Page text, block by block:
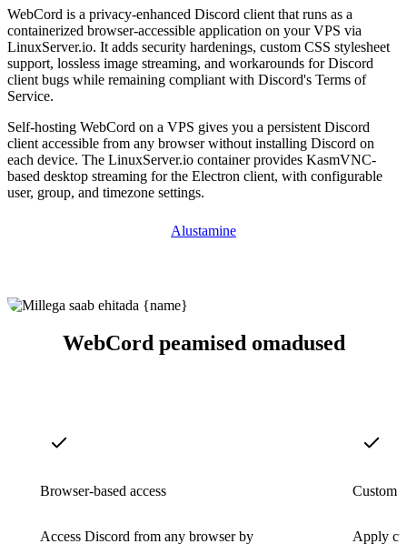
WebCord is a privacy-enhanced Discord client that runs as a
containerized browser-accessible application on your VPS via
LinuxServer.io. It adds security hardenings, custom CSS stylesheet
support, lossless image streaming, and workarounds for Discord
client bugs while remaining compliant with Discord's Terms of
Service.
Self-hosting WebCord on a VPS gives you a persistent Discord
client accessible from any browser without installing Discord on
each device. The LinuxServer.io container provides KasmVNC-
based desktop streaming for the Electron client, with configurable
user, group, and timezone settings.
Alustamine
WebCord peamised omadused
Browser-based access
Access Discord from any browser by
Custom
Apply